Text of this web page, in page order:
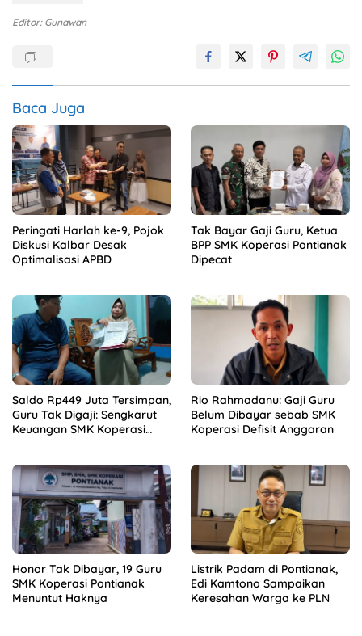
Editor: Gunawan
Baca Juga
Peringati Harlah ke-9, Pojok
Diskusi Kalbar Desak
Optimalisasi APBD
Tak Bayar Gaji Guru, Ketua
BPP SMK Koperasi Pontianak
Dipecat
Saldo Rp449 Juta Tersimpan,
Guru Tak Digaji: Sengkarut
Keuangan SMK Koperasi
Rio Rahmadanu: Gaji Guru
Belum Dibayar sebab SMK
Koperasi Defisit Anggaran
Honor Tak Dibayar, 19 Guru
SMK Koperasi Pontianak
Menuntut Haknya
Listrik Padam di Pontianak,
Edi Kamtono Sampaikan
Keresahan Warga ke PLN